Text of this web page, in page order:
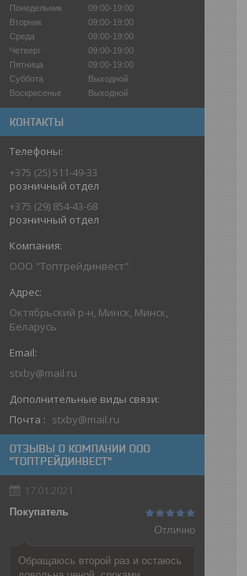
Понедельник
09:00-19:00
Вторник
09:00-19:00
Среда
09:00-19:00
Четверг
09:00-19:00
Пятница
09:00-19:00
Суббота
Выходной
Воскресенье
Выходной
КОНТАКТЫ
+375 (25) 511-49-33
розничный отдел
+375 (29) 854-43-68
розничный отдел
ООО "Топтрейдинвест"
Октябрьский р-н, Минск, Минск,
Беларусь
stxby@mail.ru
Почта stxby@mail.ru
ОТЗЫВЫ О КОМПАНИИ ООО
"ТОПТРЕЙДИНВЕСТ"
17.01.2021
Покупатель
Отлично
Обращаюсь второй раз и остаюсь